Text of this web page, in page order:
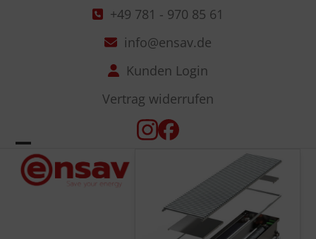
+49 781 - 970 85 61
info@ensav.de
Kunden Login
Vertrag widerrufen
InstagramFacebook
Open
mobile
Close
mobile